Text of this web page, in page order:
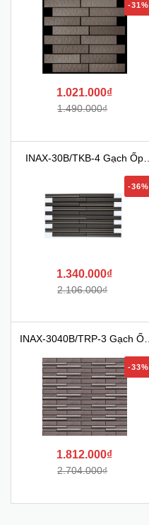
-31%
1.021.000₫
1.490.000₫
INAX-30B/TKB-4 Gạch Ốp
-36%
1.340.000₫
2.106.000₫
INAX-3040B/TRP-3 Gạch Ốp
-33%
1.812.000₫
2.704.000₫